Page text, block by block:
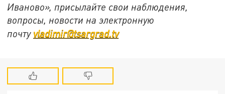
Иваново», присылайте свои наблюдения,
вопросы, новости на электронную
почту vladimir@tsargrad.tv